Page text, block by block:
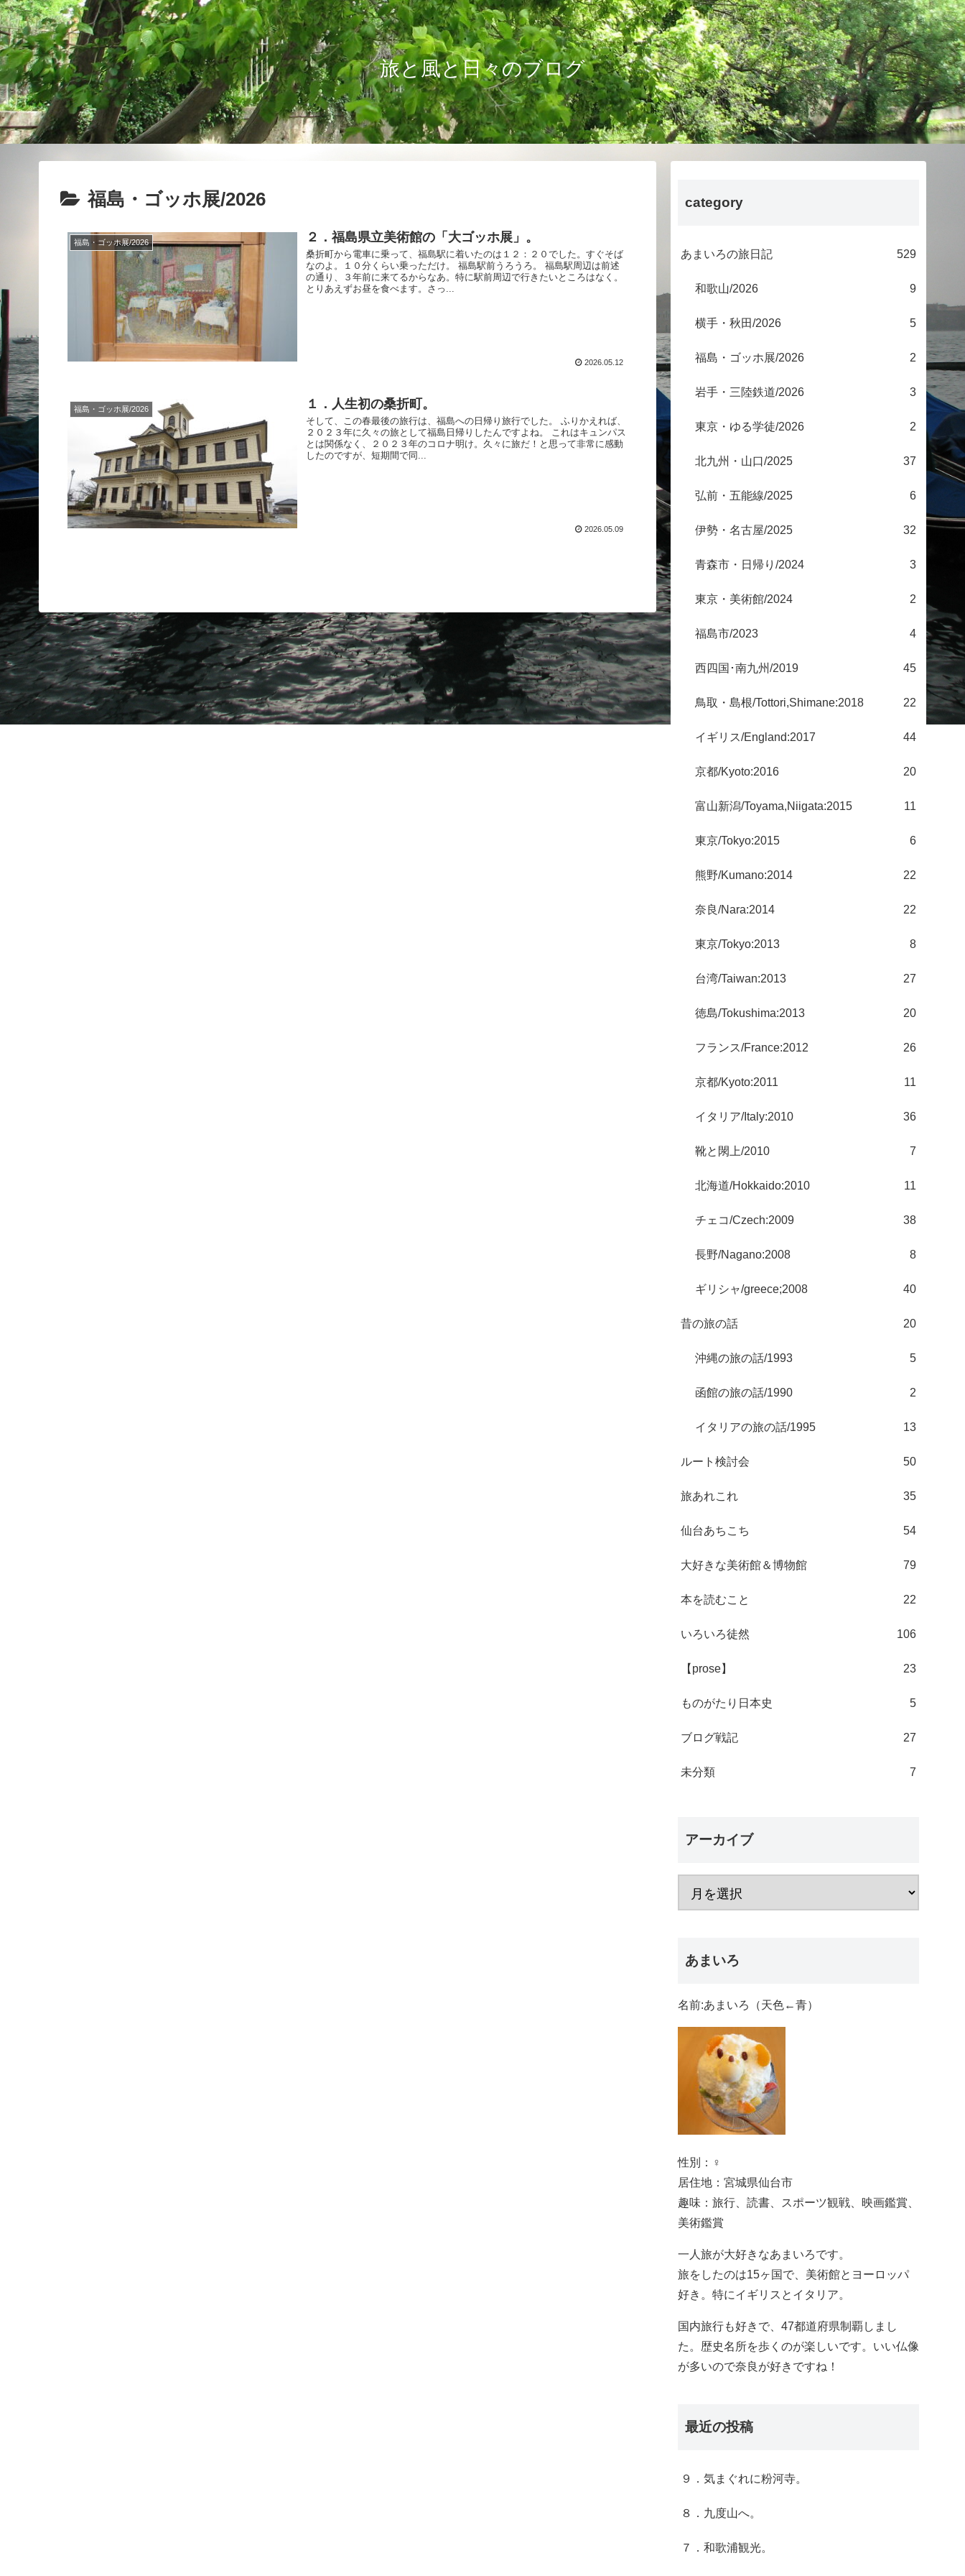
旅と風と日々のブログ
福島・ゴッホ展/2026
福島・ゴッホ展/2026 ２．福島県立美術館の「大ゴッホ展」。
桑折町から電車に乗って、福島駅に着いたのは１２：２０でした。すぐそば
なのよ。１０分くらい乗っただけ。 福島駅前うろうろ。 福島駅周辺は前述
の通り、３年前に来てるからなあ。特に駅前周辺で行きたいところはなく。
とりあえずお昼を食べます。さっ...
2026.05.12
福島・ゴッホ展/2026 １．人生初の桑折町。
そして、この春最後の旅行は、福島への日帰り旅行でした。 ふりかえれば、
２０２３年に久々の旅として福島日帰りしたんですよね。 これはキュンパス
とは関係なく、２０２３年のコロナ明け。久々に旅だ！と思って非常に感動
したのですが、短期間で同...
2026.05.09
category
あまいろの旅日記 529
和歌山/2026 9
横手・秋田/2026 5
福島・ゴッホ展/2026 2
岩手・三陸鉄道/2026 3
東京・ゆる学徒/2026 2
北九州・山口/2025 37
弘前・五能線/2025 6
伊勢・名古屋/2025 32
青森市・日帰り/2024 3
東京・美術館/2024 2
福島市/2023 4
西四国･南九州/2019 45
鳥取・島根/Tottori,Shimane:2018 22
イギリス/England:2017 44
京都/Kyoto:2016 20
富山新潟/Toyama,Niigata:2015 11
東京/Tokyo:2015 6
熊野/Kumano:2014 22
奈良/Nara:2014 22
東京/Tokyo:2013 8
台湾/Taiwan:2013 27
徳島/Tokushima:2013 20
フランス/France:2012 26
京都/Kyoto:2011 11
イタリア/Italy:2010 36
靴と閖上/2010 7
北海道/Hokkaido:2010 11
チェコ/Czech:2009 38
長野/Nagano:2008 8
ギリシャ/greece;2008 40
昔の旅の話 20
沖縄の旅の話/1993 5
函館の旅の話/1990 2
イタリアの旅の話/1995 13
ルート検討会 50
旅あれこれ 35
仙台あちこち 54
大好きな美術館＆博物館 79
本を読むこと 22
いろいろ徒然 106
【prose】 23
ものがたり日本史 5
ブログ戦記 27
未分類 7
アーカイブ
あまいろ
名前:あまいろ（天色←青）
性別：♀
居住地：宮城県仙台市
趣味：旅行、読書、スポーツ観戦、映画鑑賞、
美術鑑賞
一人旅が大好きなあまいろです。
旅をしたのは15ヶ国で、美術館とヨーロッパ
好き。特にイギリスとイタリア。
国内旅行も好きで、47都道府県制覇しまし
た。歴史名所を歩くのが楽しいです。いい仏像
が多いので奈良が好きですね！
最近の投稿
９．気まぐれに粉河寺。
８．九度山へ。
７．和歌浦観光。